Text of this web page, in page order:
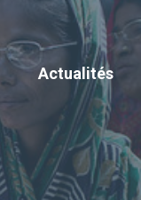
Actualités